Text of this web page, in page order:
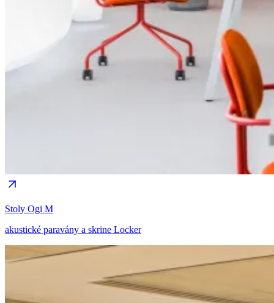
Stoly Ogi M
akustické paravány a skrine Locker